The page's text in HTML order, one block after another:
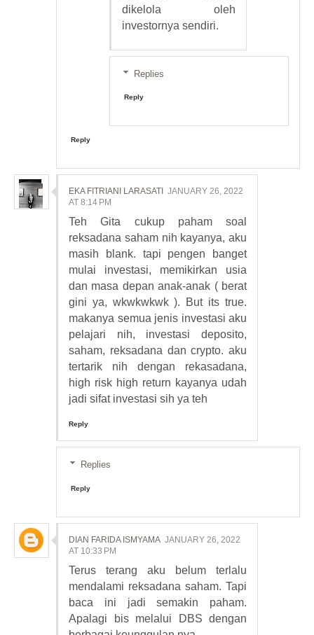
dikelola oleh
investornya sendiri.
Replies
Reply
Reply
EKA FITRIANI LARASATI
JANUARY 26, 2022
AT 8:14 PM
Teh Gita cukup paham soal
reksadana saham nih kayanya, aku
masih blank. tapi pengen banget
mulai investasi, memikirkan usia
dan masa depan anak-anak ( berat
gini ya, wkwkwkwk ). But its true.
makanya semua jenis investasi aku
pelajari nih, investasi deposito,
saham, reksadana dan crypto. aku
tertarik nih dengan rekasadana,
high risk high return kayanya udah
jadi sifat investasi sih ya teh
Reply
Replies
Reply
DIAN FARIDA ISMYAMA JANUARY 26, 2022
AT 10:33 PM
Terus terang aku belum terlalu
mendalami reksadana saham. Tapi
baca ini jadi semakin paham.
Apalagi bis melalui DBS dengan